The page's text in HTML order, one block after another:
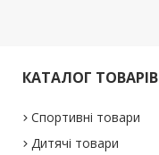
КАТАЛОГ ТОВАРІВ
Спортивні товари
Дитячі товари